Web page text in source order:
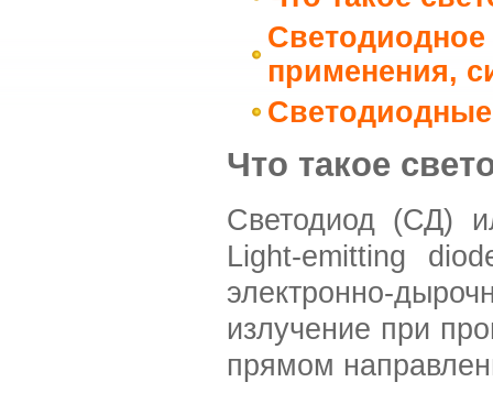
применения,
Что такое
Светодиод (СД)
Light-emitting
электронно-
излучение при
прямом